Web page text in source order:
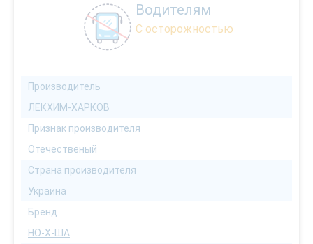
Водителям
С осторожностью
Производитель
ЛЕКХИМ-ХАРКОВ
Признак производителя
Отечественый
Страна производителя
Украина
Бренд
НО-Х-ША